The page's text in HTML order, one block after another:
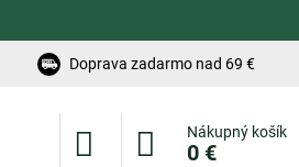
Doprava zadarmo nad 69 €
Nákupný košík
0 €